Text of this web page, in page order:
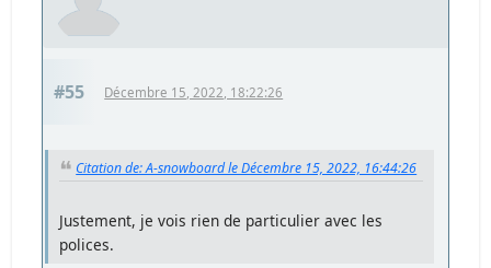
#55 Décembre 15, 2022, 18:22:26
Citation de: A-snowboard le Décembre 15, 2022, 16:44:26
Justement, je vois rien de particulier avec les
polices.